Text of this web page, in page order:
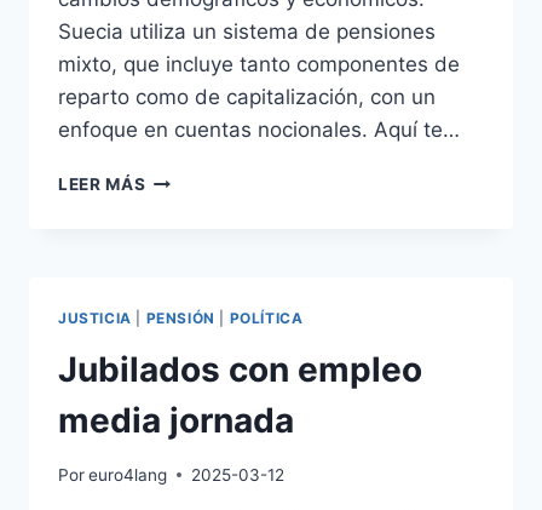
Suecia utiliza un sistema de pensiones
mixto, que incluye tanto componentes de
reparto como de capitalización, con un
enfoque en cuentas nocionales. Aquí te…
LEER MÁS PENSION
JUSTICIA PENSIÓN POLÍTICA
Jubilados con empleo
media jornada
Poreuro4lang 2025-03-12